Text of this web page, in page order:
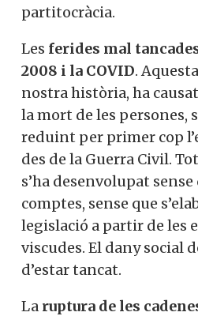
partitocràcia.
Les ferides mal
2008 i la COVID.
nostra història, ha
la mort de les persones,
reduint per primer cop
des de la Guerra Civil.
s’ha desenvolupat
comptes, sense que
legislació a partir de les
viscudes. El dany social
d’estar tancat.
La ruptura de les